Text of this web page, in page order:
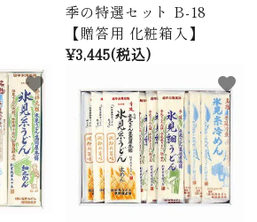
季の特選セット B-18
【贈答用 化粧箱入】
¥3,445(税込)
favorite favorite